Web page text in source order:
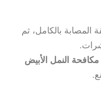
المصابة بالكامل، ثم
النمل الأبيض